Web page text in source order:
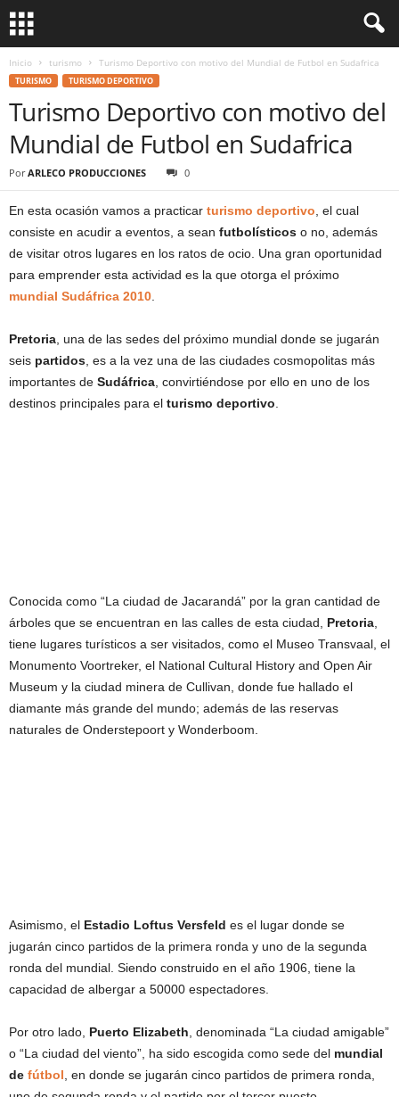
Inicio turismo Turismo Deportivo con motivo del Mundial de Futbol en Sudafrica
TURISMO TURISMO DEPORTIVO
Turismo Deportivo con motivo del
Mundial de Futbol en Sudafrica
Por ARLECO PRODUCCIONES 0
En esta ocasión vamos a practicar turismo deportivo , el cual
consiste en acudir a eventos, a sean futbolísticos o no, además
de visitar otros lugares en los ratos de ocio. Una gran oportunidad
para emprender esta actividad es la que otorga el próximo
mundial Sudáfrica 2010
Pretoria , una de las sedes del próximo mundial donde se jugarán
seis partidos , es a la vez una de las ciudades cosmopolitas más
importantes de Sudáfrica , convirtiéndose por ello en uno de los
destinos principales para el turismo deportivo
Conocida como “La ciudad de Jacarandá” por la gran cantidad de
árboles que se encuentran en las calles de esta ciudad, Pretoria
tiene lugares turísticos a ser visitados, como el Museo Transvaal, el
Monumento Voortreker, el National Cultural History and Open Air
Museum y la ciudad minera de Cullivan, donde fue hallado el
diamante más grande del mundo; además de las reservas
naturales de Onderstepoort y Wonderboom.
Asimismo, el Estadio Loftus Versfeld es el lugar donde se
jugarán cinco partidos de la primera ronda y uno de la segunda
ronda del mundial. Siendo construido en el año 1906, tiene la
capacidad de albergar a 50000 espectadores.
Por otro lado, Puerto Elizabeth , denominada “La ciudad amigable”
o “La ciudad del viento”, ha sido escogida como sede del mundial
de fútbol , en donde se jugarán cinco partidos de primera ronda,